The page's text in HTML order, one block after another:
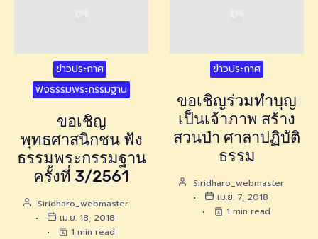
ข่าวประกาศ
ฟังธรรมพระกรรมฐาน
ขอเชิญ
พุทธศาสนิกชน ฟัง
ธรรมพระกรรมฐาน
ครั้งที่ 3/2561
Siridharo_webmaster
เม.ย. 18, 2018
1 min read
ข่าวประกาศ
ขอเชิญร่วมทำบุญ
เป็นเจ้าภาพ สร้าง
สวนป่า ศาลาปฏิบัติ
ธรรม
Siridharo_webmaster
เม.ย. 7, 2018
1 min read